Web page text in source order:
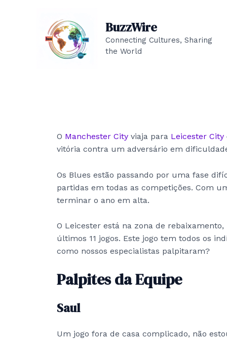
BuzzWire
Connecting Cultures, Sharing
the World
O Manchester City viaja para Leicester City
vitória contra um adversário em
Os Blues estão passando por uma fase
partidas em todas as competições. Com
terminar o ano em alta.
O Leicester está na zona de
últimos 11 jogos. Este jogo tem todos os
como nossos especialistas palpitaram?
Palpites da Equipe
Saul
Um jogo fora de casa complicado, não